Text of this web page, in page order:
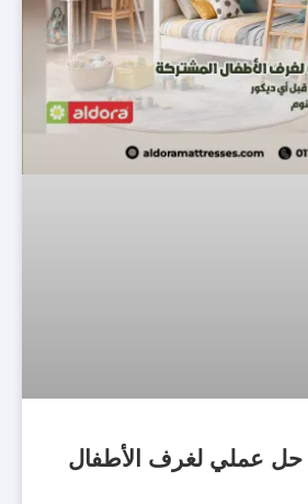
حل عملي لغرف الأطفال